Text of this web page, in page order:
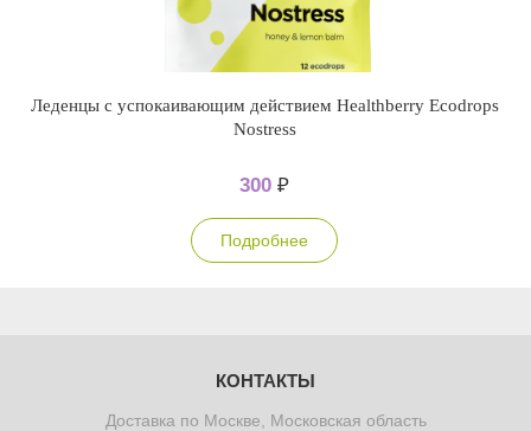
Леденцы с успокаивающим действием Healthberry Ecodrops
Nostress
300 ₽
Подробнее
КОНТАКТЫ
Доставка по Москве, Московская область